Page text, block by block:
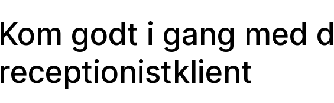
Kom godt i gang med
receptionistklient